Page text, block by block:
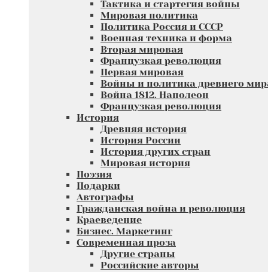
Тактика и стартегия войны
Мировая политика
Политика Россия и СССР
Военная техника и форма
Вторая мировая
Французкая революция
Первая мировая
Войны и политика древнего
Война 1812. Наполеон
Французкая революция
История
Древняя история
История России
История других стран
Мировая история
Поэзия
Подарки
Автографы
Гражданская война и революция
Краеведение
Бизнес. Маркетинг
Современная проза
Другие страны
Российские авторы